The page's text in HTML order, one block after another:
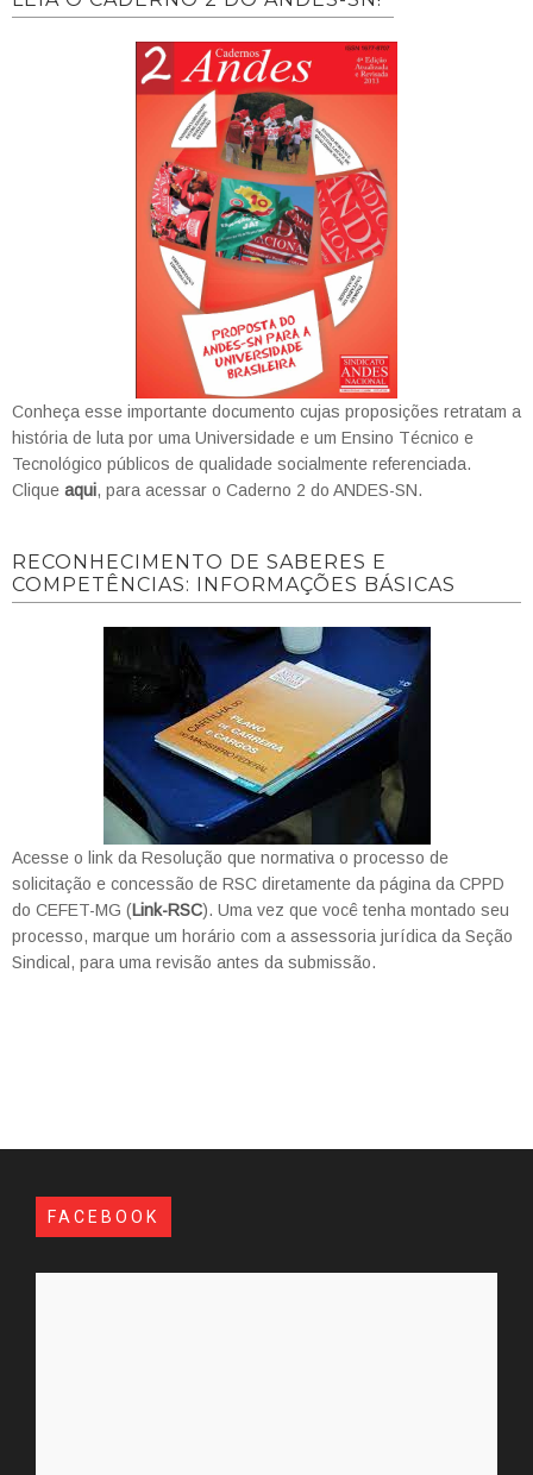
Conheça esse importante documento cujas proposições retratam a
história de luta por uma Universidade e um Ensino Técnico e
Tecnológico públicos de qualidade socialmente referenciada.
Clique aqui, para acessar o Caderno 2 do ANDES-SN.
RECONHECIMENTO DE SABERES E
COMPETÊNCIAS: INFORMAÇÕES BÁSICAS
Acesse o link da Resolução que normativa o processo de
solicitação e concessão de RSC diretamente da página da CPPD
do CEFET-MG (Link-RSC). Uma vez que você tenha montado seu
processo, marque um horário com a assessoria jurídica da Seção
Sindical, para uma revisão antes da submissão.
FACEBOOK